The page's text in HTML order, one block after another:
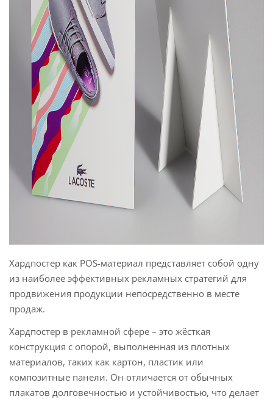
Хардпостер как POS-материал представляет собой одну
из наиболее эффективных рекламных стратегий для
продвижения продукции непосредственно в месте
продаж.
Хардпостер в рекламной сфере – это жёсткая
конструкция с опорой, выполненная из плотных
материалов, таких как картон, пластик или
композитные панели. Он отличается от обычных
плакатов долговечностью и устойчивостью, что делает